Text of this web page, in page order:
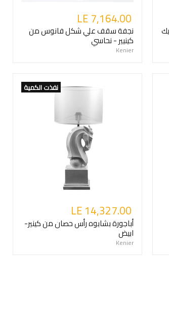
LE 7,164.00
نجفة سقف علي شكل فانوس من
كينيير - نحاسي
Kenier
نفذت الكمية
LE 14,327.00
أباجورة بشابوه رأس حصان من كينير-
ابيض
Kenier